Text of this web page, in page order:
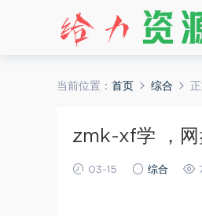
当前位置： 首页 综合
zmk-xf学 ，
03-15 综合